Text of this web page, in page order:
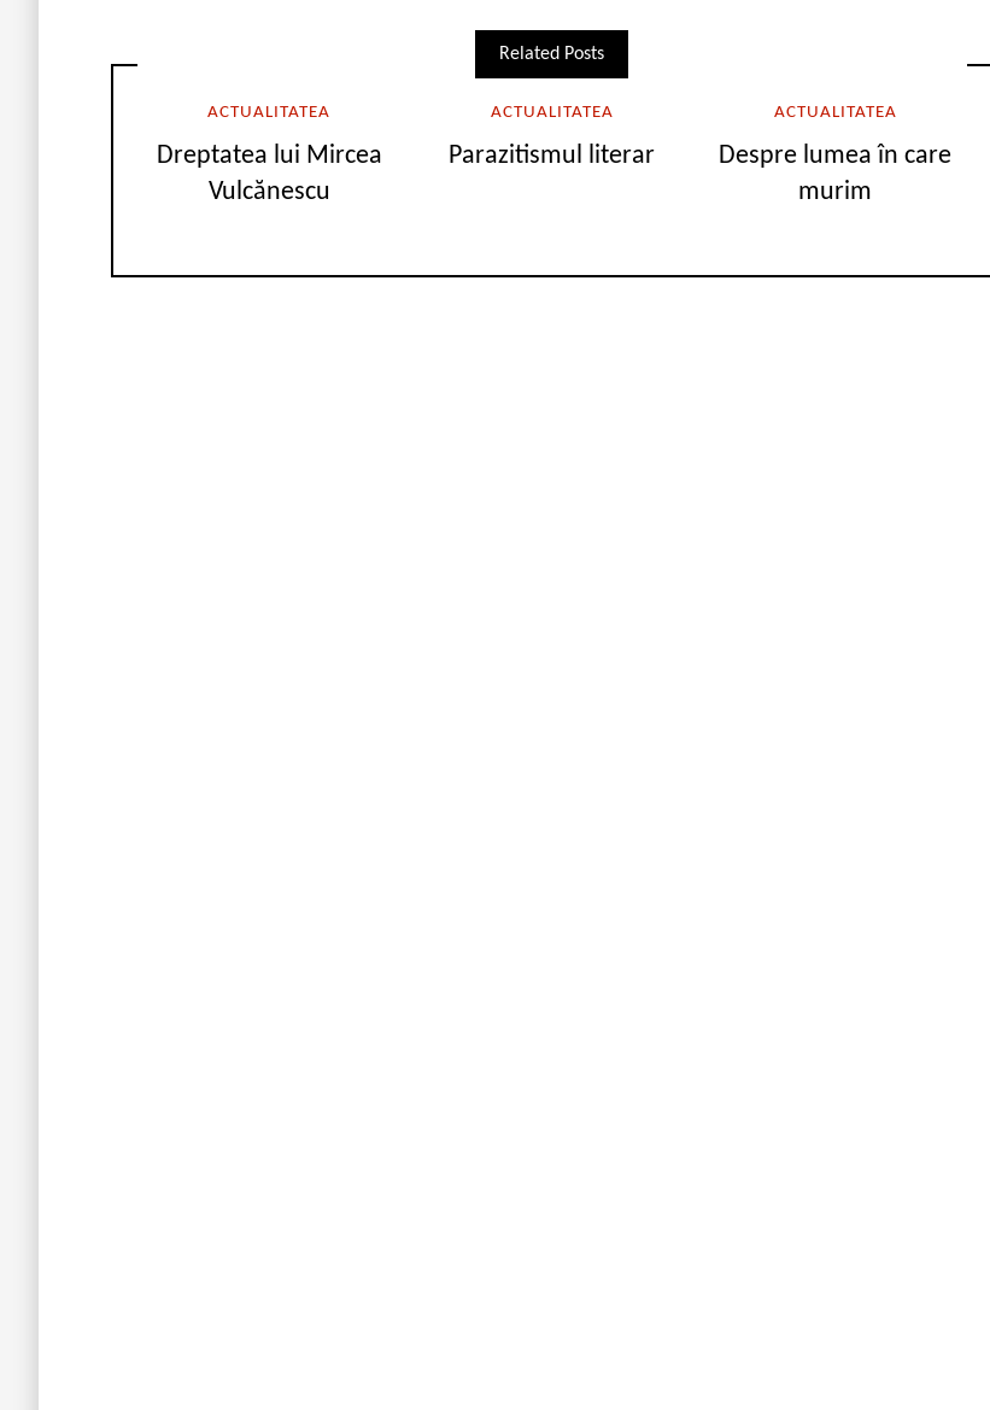
Related Posts
ACTUALITATEA
Dreptatea lui Mircea
Vulcănescu
ACTUALITATEA
Parazitismul literar
ACTUALITATEA
Despre lumea în care
murim